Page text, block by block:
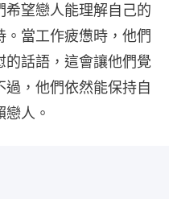
望戀人能理解自己的
當工作疲憊時，他們
話語，這會讓他們覺
，他們依然能保持自
人。